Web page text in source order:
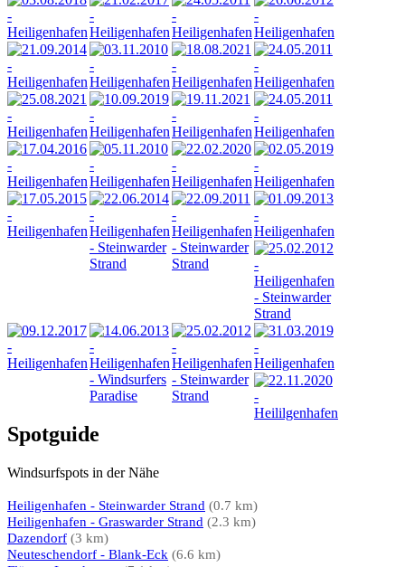
Spotguide
Windsurfspots in der Nähe
Heiligenhafen - Steinwarder Strand (0.7 km)
Heiligenhafen - Graswarder Strand (2.3 km)
Dazendorf (3 km)
Neuteschendorf - Blank-Eck (6.6 km)